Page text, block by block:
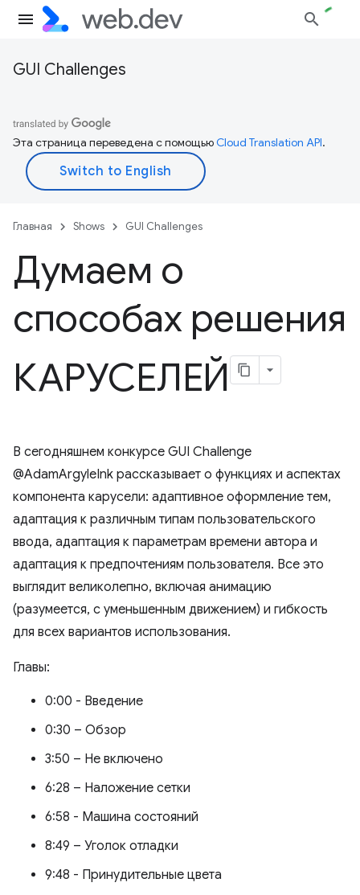
GUI Challenges
Эта страница переведена с помощьюCloud Translation API.
Главная Shows GUI Challenges
Думаем о
способах решения
КАРУСЕЛЕЙ
В сегодняшнем конкурсе GUI Challenge
@AdamArgyleInk рассказывает о функциях и аспектах
компонента карусели: адаптивное оформление тем,
адаптация к различным типам пользовательского
ввода, адаптация к параметрам времени автора и
адаптация к предпочтениям пользователя. Все это
выглядит великолепно, включая анимацию
(разумеется, с уменьшенным движением) и гибкость
для всех вариантов использования.
Главы:
0:00 - Введение
0:30 – Обзор
3:50 – Не включено
6:28 – Наложение сетки
6:58 - Машина состояний
8:49 – Уголок отладки
9:48 - Принудительные цвета